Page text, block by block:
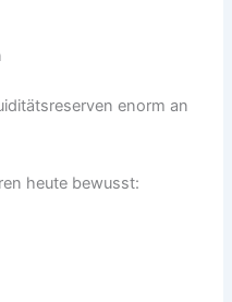
enorm an
heute bewusst: